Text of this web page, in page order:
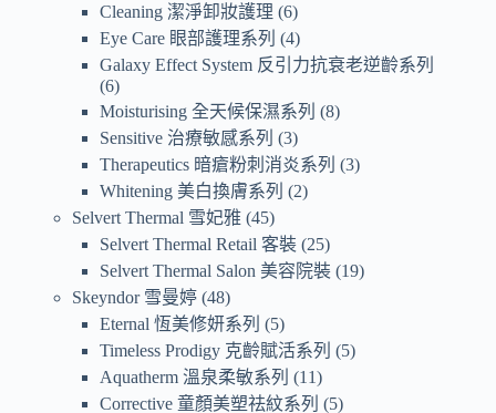
Cleaning 潔淨卸妝護理 6
Eye Care 眼部護理系列
4
Galaxy Effect System 反引力抗衰老逆齡系列
6
Moisturising 全天候保濕系列
8
Sensitive 治療敏感系列
3
Therapeutics 暗瘡粉刺消炎系列
3
Whitening 美白換膚系列
2
Selvert Thermal 雪妃雅 45
Selvert Thermal Retail 客裝 25
Selvert Thermal Salon 美容院裝 19
Skeyndor 雪曼婷 48
Eternal 恆美修妍系列
5
Timeless Prodigy 克齡賦活系列
5
Aquatherm 溫泉柔敏系列
11
Corrective 童顏美塑祛紋系列
5